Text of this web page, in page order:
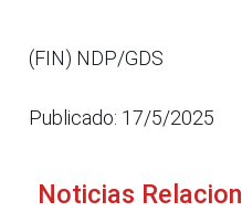
(FIN) NDP/GDS
Publicado: 17/5/2025
Noticias